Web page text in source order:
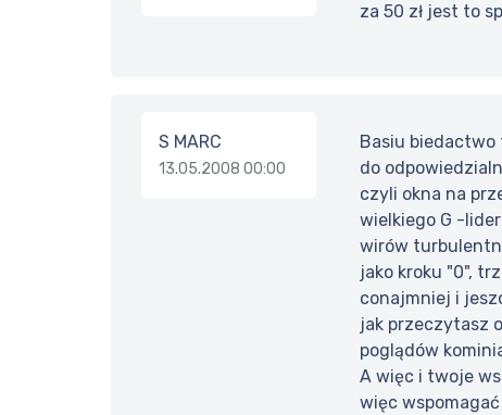
za 50 zł jest to
S MARC
13.05.2008 00:00
Basiu biedactwo
do
czyli okna na
wielkiego G -
wirów
jako kroku "0",
conajmniej i
jak przeczytasz
poglądów
A więc i twoje
więc